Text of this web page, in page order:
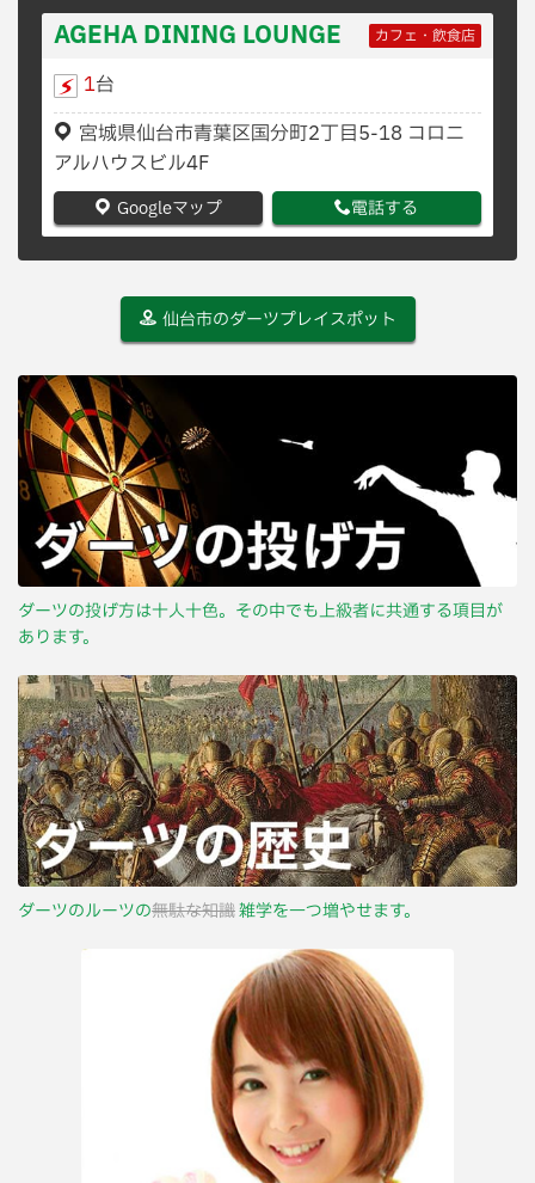
AGEHA DINING LOUNGE カフェ・飲食店
1台
宮城県仙台市青葉区国分町2丁目5-18 コロニ
アルハウスビル4F
Googleマップ 電話する
仙台市のダーツプレイスポット
ダーツの投げ方は十人十色。その中でも上級者に共通する項目が
あります。
ダーツのルーツの無駄な知識雑学を一つ増やせます。